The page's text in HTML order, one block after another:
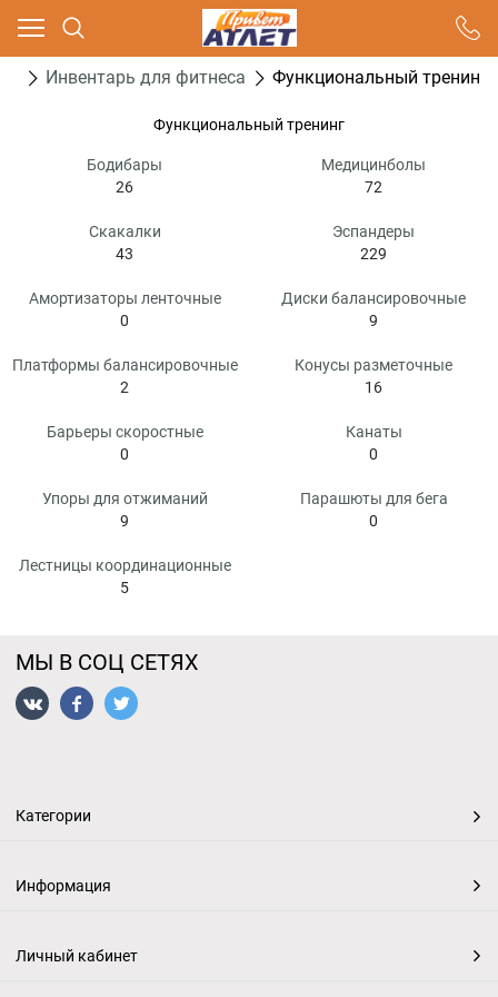
Инвентарь для фитнеса Функциональный тренинг
Функциональный тренинг
Бодибары
26
Медицинболы
72
Скакалки
43
Эспандеры
229
Амортизаторы ленточные
0
Диски балансировочные
9
Платформы балансировочные
2
Конусы разметочные
16
Барьеры скоростные
0
Канаты
0
Упоры для отжиманий
9
Парашюты для бега
0
Лестницы координационные
5
МЫ В СОЦ СЕТЯХ
Категории
Информация
Личный кабинет
Ваш город - Москва,
угадали?
ДА НЕТ